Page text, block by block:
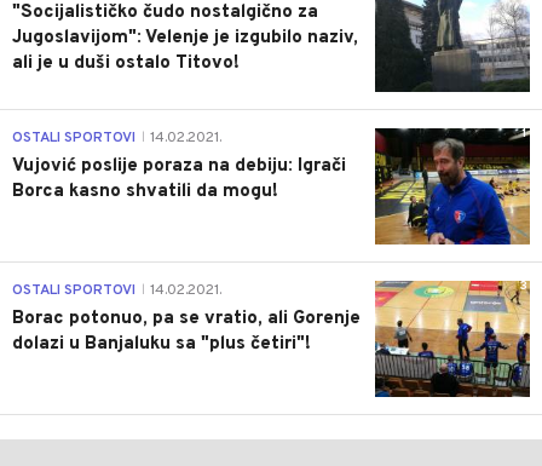
"Socijalističko čudo nostalgično za
Jugoslavijom": Velenje je izgubilo naziv,
ali je u duši ostalo Titovo!
1
OSTALI SPORTOVI 14.02.2021.
Vujović poslije poraza na debiju: Igrači
Borca kasno shvatili da mogu!
3
OSTALI SPORTOVI 14.02.2021.
Borac potonuo, pa se vratio, ali Gorenje
dolazi u Banjaluku sa "plus četiri"!